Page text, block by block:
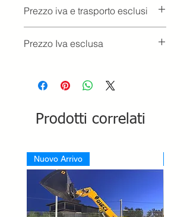
Prezzo iva e trasporto esclusi
Prezzo Iva esclusa
Prodotti correlati
Nuovo Arrivo